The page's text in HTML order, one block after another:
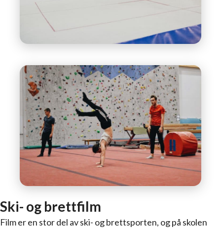
Ski- og brettfilm
Film er en stor del av ski- og brettsporten, og på skolen